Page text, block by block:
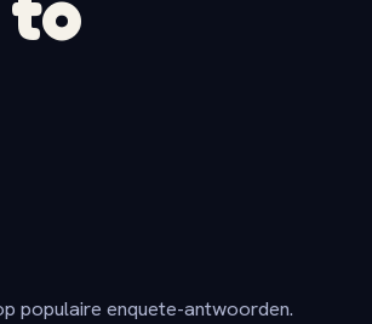
populaire enquete-antwoorden.